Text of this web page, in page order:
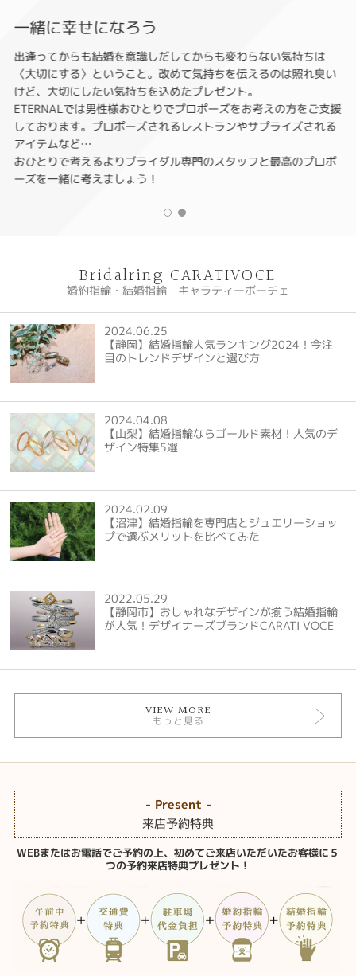
一緒に幸せになろう
出逢ってからも結婚を意識しだしてからも変わらない気持ちは
〈大切にする〉ということ。改めて気持ちを伝えるのは照れ臭い
けど、大切にしたい気持ちを込めたプレゼント。
ETERNALでは男性様おひとりでプロポーズをお考えの方をご支援
しております。プロポーズされるレストランやサプライズされる
アイテムなど…
おひとりで考えるよりブライダル専門のスタッフと最高のプロポ
ーズを一緒に考えましょう！
Bridalring CARATIVOCE
婚約指輪・結婚指輪 キャラティーボーチェ
2024.06.25
【静岡】結婚指輪人気ランキング2024！今注
目のトレンドデザインと選び方
2024.04.08
【山梨】結婚指輪ならゴールド素材！人気のデ
ザイン特集5選
2024.02.09
【沼津】結婚指輪を専門店とジュエリーショッ
プで選ぶメリットを比べてみた
2022.05.29
【静岡市】おしゃれなデザインが揃う結婚指輪
が人気！デザイナーズブランドCARATI VOCE
VIEW MORE
もっと見る
- Present -
来店予約特典
WEBまたはお電話でご予約の上、初めてご来店いただいたお客様に５
つの予約来店特典プレゼント！